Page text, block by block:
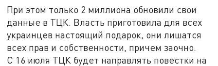
При этом только 2 миллиона обновили свои
данные в ТЦК. Власть приготовила для всех
украинцев настоящий подарок, они лишатся
всех прав и собственности, причем заочно.
С 16 июля ТЦК будет направлять повестки на